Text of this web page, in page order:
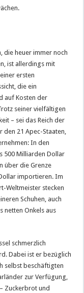
die heuer immer noch
ist allerdings mit
ersten
die ein
auf Kosten der
seiner vielfältigen
– sei das Reich der
den 21 Apec-Staaten,
In den
500 Milliarden Dollar
über die Grenze
importieren. Im
Weltmeister stecken
Schuhen, auch
netten Onkels aus
schmerzlich
Dabei ist er bezüglich
selbst beschäftigten
zur Verfügung,
Zuckerbrot und